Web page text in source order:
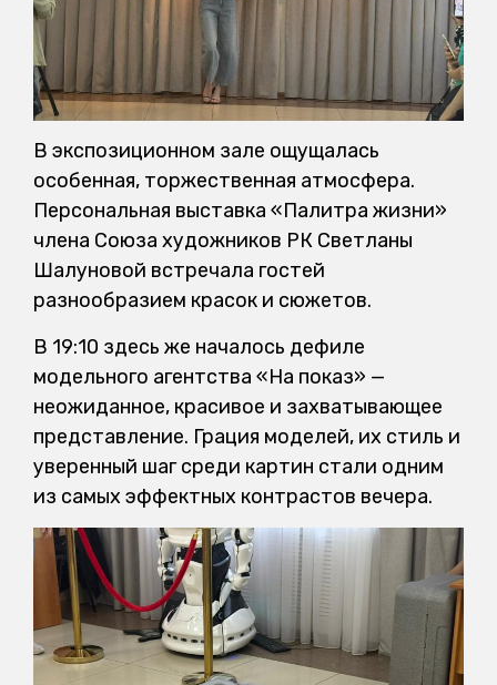
В экспозиционном зале ощущалась
особенная, торжественная атмосфера.
Персональная выставка «Палитра жизни»
члена Союза художников РК Светланы
Шалуновой встречала гостей
разнообразием красок и сюжетов.
В 19:10 здесь же началось дефиле
модельного агентства «На показ» —
неожиданное, красивое и захватывающее
представление. Грация моделей, их стиль и
уверенный шаг среди картин стали одним
из самых эффектных контрастов вечера.